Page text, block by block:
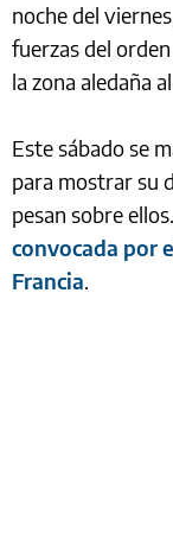
noche del
fuerzas del
la zona aledaña
Este sábado se
para mostrar su
pesan sobre
convocada por
Francia.